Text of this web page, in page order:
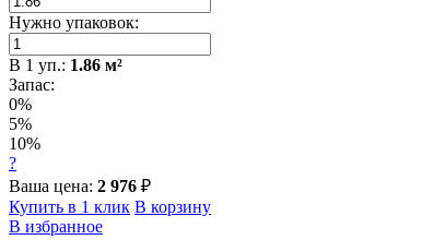
Нужно упаковок:
В 1 уп.: 1.86 м²
Запас:
0%
5%
10%
?
Ваша цена: 2 976 ₽
Купить в 1 клик В корзину
В избранное